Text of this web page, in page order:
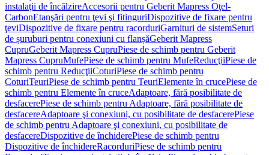
instalaţii de încălzireAccesorii pentru Geberit Mapress Oţel-
CarbonEtanşări pentru ţevi şi fitinguriDispozitive de fixare pentru
ţeviDispozitive de fixare pentru racorduriGarnituri de sistemSeturi
de șuruburi pentru conexiuni cu flanșăGeberit Mapress
CupruGeberit Mapress CupruPiese de schimb pentru Geberit
Mapress CupruMufePiese de schimb pentru MufeReducţiiPiese de
schimb pentru ReducţiiCoturiPiese de schimb pentru
CoturiTeuriPiese de schimb pentru TeuriElemente în crucePiese de
schimb pentru Elemente în cruceAdaptoare, fără posibilitate de
desfacerePiese de schimb pentru Adaptoare, fără posibilitate de
desfacereAdaptoare şi conexiuni, cu posibilitate de desfacerePiese
de schimb pentru Adaptoare şi conexiuni, cu posibilitate de
desfacereDispozitive de închiderePiese de schimb pentru
Dispozitive de închidereRacorduriPiese de schimb pentru